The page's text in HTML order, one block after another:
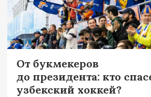
От букмекеров
до президента: кто
узбекский хоккей?